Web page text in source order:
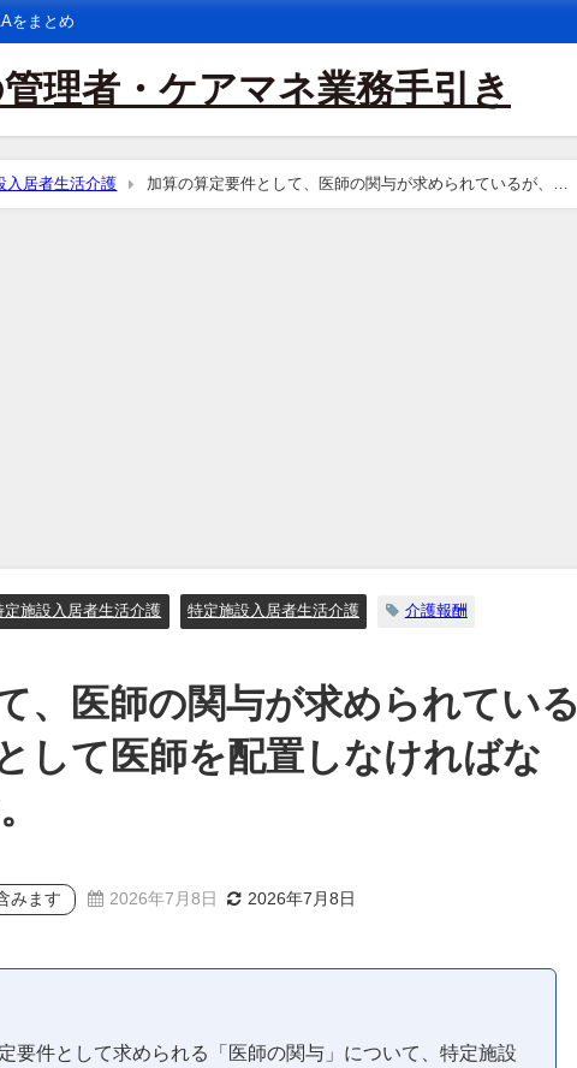
をまとめ
理者・ケアマネ業務手引き
入居者生活介護
加算の算定要件として、医師の関与が求められているが、特
いうことか。
定施設入居者生活介護 特定施設入居者生活介護 介護報酬
、医師の関与が求められている
して医師を配置しなければな
みます 2026年7月8日 2026年7月8日
要件として求められる「医師の関与」について、特定施設